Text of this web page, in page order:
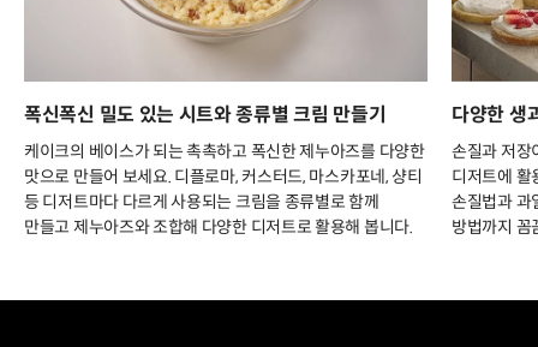
폭신폭신 밀도 있는 시트와 종류별 크림 만들기
케이크의 베이스가 되는 촉촉하고 폭신한 제누아즈를 다양한
맛으로 만들어 보세요. 디플로마, 커스터드, 마스카포네, 샹티
등 디저트마다 다르게 사용되는 크림을 종류별로 함께
만들고 제누아즈와 조합해 다양한 디저트로 활용해 봅니다.
다양한 생
손질과 저장
디저트에 활
손질법과 과
방법까지 꼼